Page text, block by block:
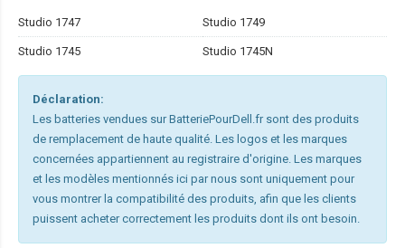
Studio 1747 Studio 1749
Studio 1745 Studio 1745N
Déclaration:
Les batteries vendues sur BatteriePourDell.fr sont des produits
de remplacement de haute qualité. Les logos et les marques
concernées appartiennent au registraire d'origine. Les marques
et les modèles mentionnés ici par nous sont uniquement pour
vous montrer la compatibilité des produits, afin que les clients
puissent acheter correctement les produits dont ils ont besoin.